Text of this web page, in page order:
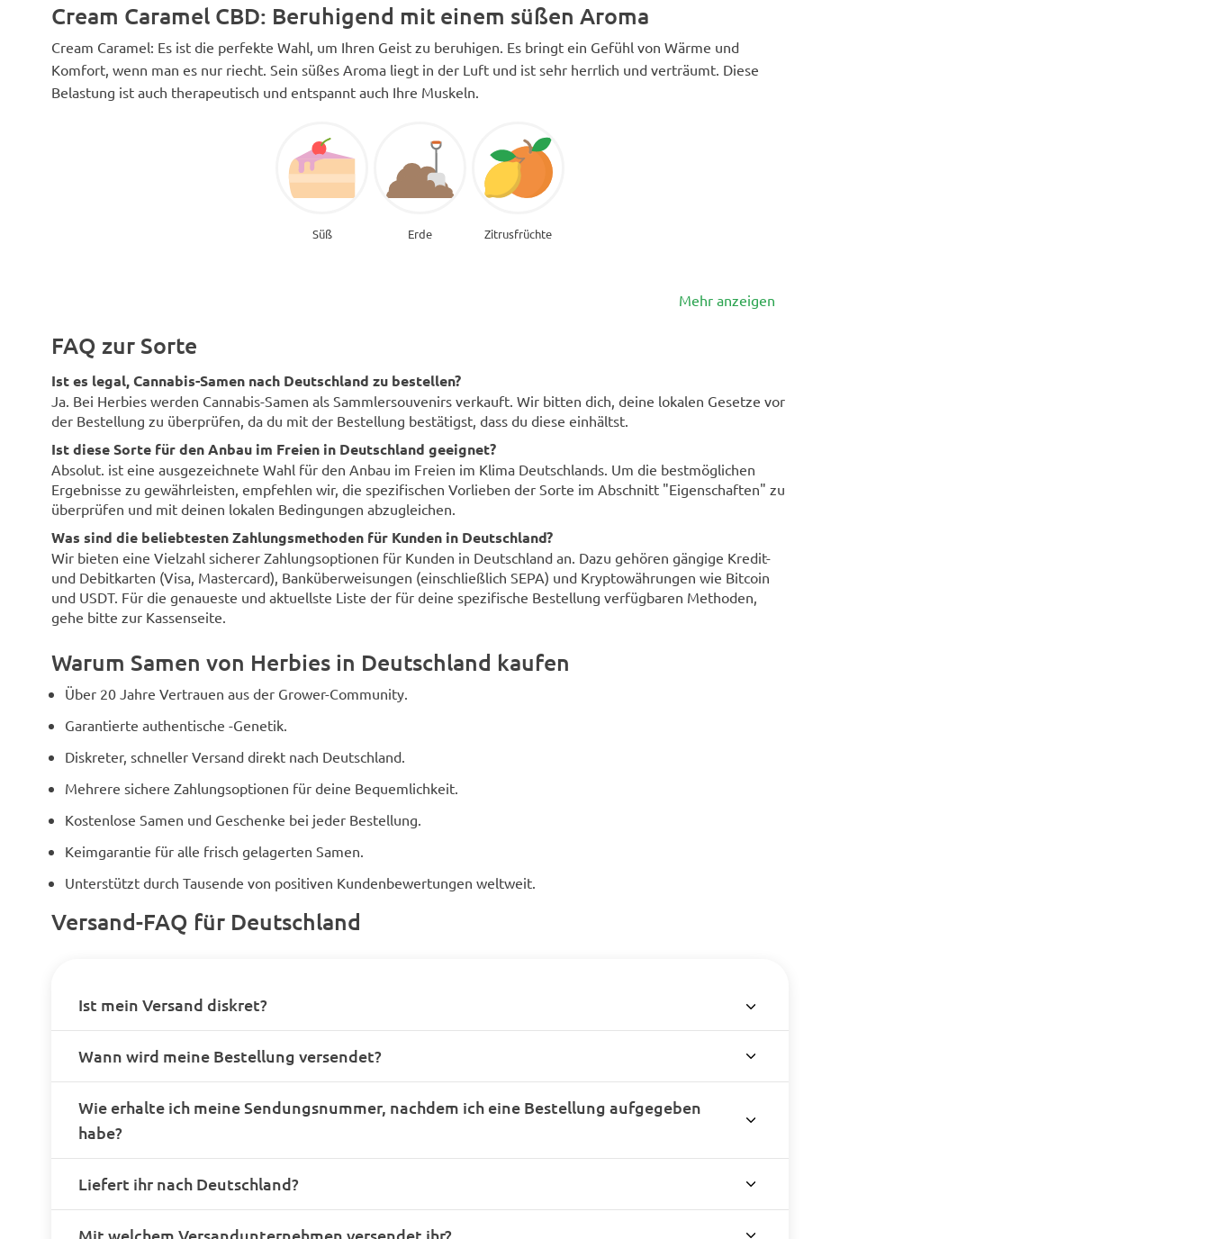
Cream Caramel CBD: Beruhigend mit einem süßen Aroma
Cream Caramel: Es ist die perfekte Wahl, um Ihren Geist zu beruhigen. Es bringt ein Gefühl von Wärme und
Komfort, wenn man es nur riecht. Sein süßes Aroma liegt in der Luft und ist sehr herrlich und verträumt. Diese
Belastung ist auch therapeutisch und entspannt auch Ihre Muskeln.
Süß Erde Zitrusfrüchte
Mehr anzeigen
FAQ zur Sorte
Ist es legal, Cannabis-Samen nach Deutschland zu bestellen?
Ja. Bei Herbies werden Cannabis-Samen als Sammlersouvenirs verkauft. Wir bitten dich, deine lokalen Gesetze vor
der Bestellung zu überprüfen, da du mit der Bestellung bestätigst, dass du diese einhältst.
Ist diese Sorte für den Anbau im Freien in Deutschland geeignet?
Absolut. ist eine ausgezeichnete Wahl für den Anbau im Freien im Klima Deutschlands. Um die bestmöglichen
Ergebnisse zu gewährleisten, empfehlen wir, die spezifischen Vorlieben der Sorte im Abschnitt "Eigenschaften" zu
überprüfen und mit deinen lokalen Bedingungen abzugleichen.
Was sind die beliebtesten Zahlungsmethoden für Kunden in Deutschland?
Wir bieten eine Vielzahl sicherer Zahlungsoptionen für Kunden in Deutschland an. Dazu gehören gängige Kredit-
und Debitkarten (Visa, Mastercard), Banküberweisungen (einschließlich SEPA) und Kryptowährungen wie Bitcoin
und USDT. Für die genaueste und aktuellste Liste der für deine spezifische Bestellung verfügbaren Methoden,
gehe bitte zur Kassenseite.
Warum Samen von Herbies in Deutschland kaufen
Über 20 Jahre Vertrauen aus der Grower-Community.
Garantierte authentische -Genetik.
Diskreter, schneller Versand direkt nach Deutschland.
Mehrere sichere Zahlungsoptionen für deine Bequemlichkeit.
Kostenlose Samen und Geschenke bei jeder Bestellung.
Keimgarantie für alle frisch gelagerten Samen.
Unterstützt durch Tausende von positiven Kundenbewertungen weltweit.
Versand-FAQ für Deutschland
Ist mein Versand diskret?
Wann wird meine Bestellung versendet?
Wie erhalte ich meine Sendungsnummer, nachdem ich eine Bestellung aufgegeben
habe?
Liefert ihr nach Deutschland?